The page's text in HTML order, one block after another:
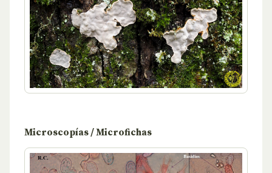
Microscopías / Microfichas